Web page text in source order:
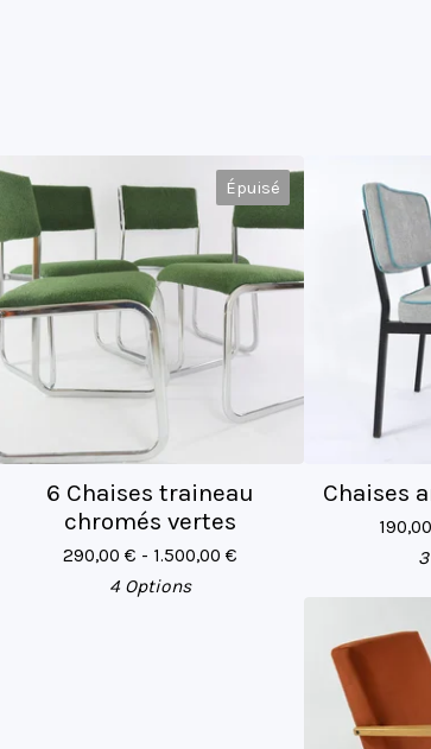
Épuisé
6 Chaises traineau
chromés vertes
290,00 € - 1.500,00 €
4 Options
Chaises
190,00